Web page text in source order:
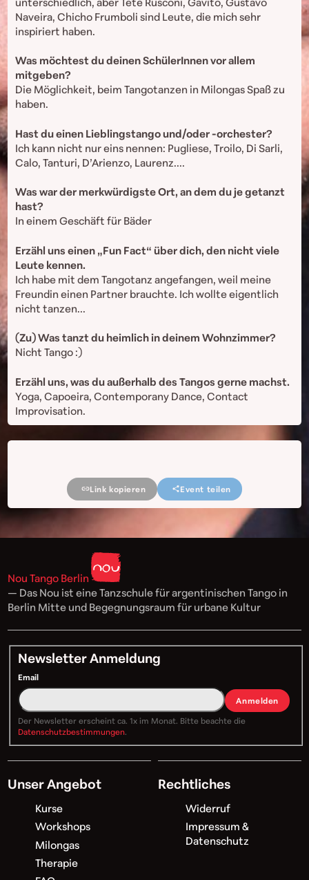
Naveira, Chicho Frumboli sind Leute, die mich sehr
inspiriert haben.
Was möchtest du deinen SchülerInnen vor allem
mitgeben?
Die Möglichkeit, beim Tangotanzen in Milongas Spaß zu
haben.
Hast du einen Lieblingstango und/oder -orchester?
Ich kann nicht nur eins nennen: Pugliese, Troilo, Di Sarli,
Calo, Tanturi, D’Arienzo, Laurenz....
Was war der merkwürdigste Ort, an dem du je getanzt
hast?
In einem Geschäft für Bäder
Erzähl uns einen „Fun Fact“ über dich, den nicht viele
Leute kennen.
Ich habe mit dem Tangotanz angefangen, weil meine
Freundin einen Partner brauchte. Ich wollte eigentlich
nicht tanzen...
(Zu) Was tanzt du heimlich in deinem Wohnzimmer?
Nicht Tango :)
Erzähl uns, was du außerhalb des Tangos gerne machst.
Yoga, Capoeira, Contemporany Dance, Contact
Improvisation.
Link kopieren Event teilen
Nou Tango Berlin
— Das Nou ist eine Tanzschule für argentinischen Tango in
Berlin Mitte und Begegnungsraum für urbane Kultur
Newsletter Anmeldung
Email
Anmelden
Der Newsletter erscheint ca. 1x im Monat. Bitte beachte die
Datenschutzbestimmungen.
Unser Angebot
Kurse
Workshops
Milongas
Therapie
Rechtliches
Widerruf
Impressum &
Datenschutz